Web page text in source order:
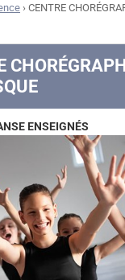
› CENTRE
ENSEIGNÉS